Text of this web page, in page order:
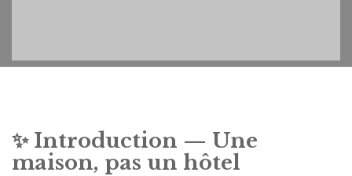
✨ Introduction — Une
maison, pas un hôtel